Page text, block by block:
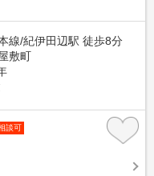
線/紀伊田辺駅 徒歩8分
敷町
談可